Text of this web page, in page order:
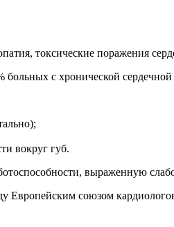
токсические поражения
с хронической сердечной
вокруг губ.
выраженную
союзом